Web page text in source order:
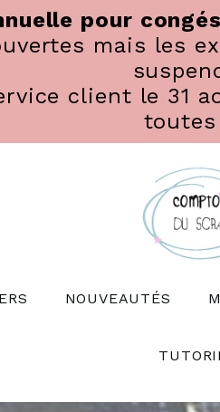
pour
mais les
client le 31
toutes
NOUVEAUTÉS